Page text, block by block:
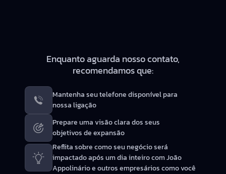
Enquanto aguarda nosso contato,
recomendamos que:
Mantenha seu telefone disponível para
nossa ligação
Prepare uma visão clara dos seus
objetivos de expansão
Reflita sobre como seu negócio será
impactado após um dia inteiro com João
Appolinário e outros empresários como você